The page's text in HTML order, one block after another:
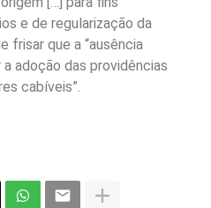
e de regularização da
frisar que a “ausência
adoção das providências
cabíveis”.